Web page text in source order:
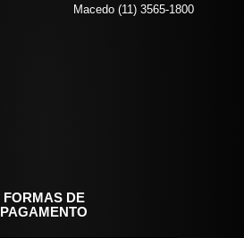
Macedo (11) 3565-1800
FORMAS DE
PAGAMENTO